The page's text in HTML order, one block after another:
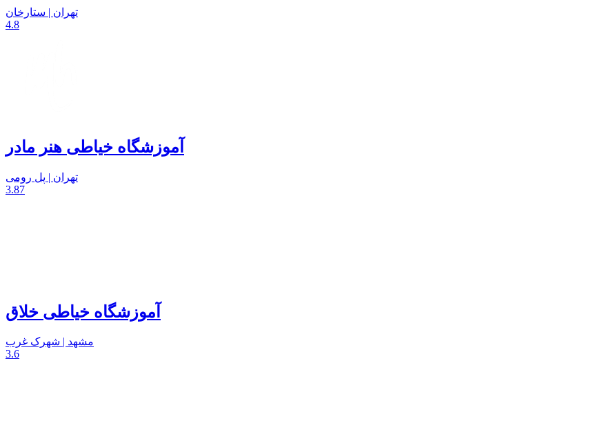
تهران | ستارخان
4.8
آموزشگاه خیاطی هنر مادر
تهران | پل رومی
3.87
آموزشگاه خیاطی خلاق
مشهد | شهرک غرب
3.6